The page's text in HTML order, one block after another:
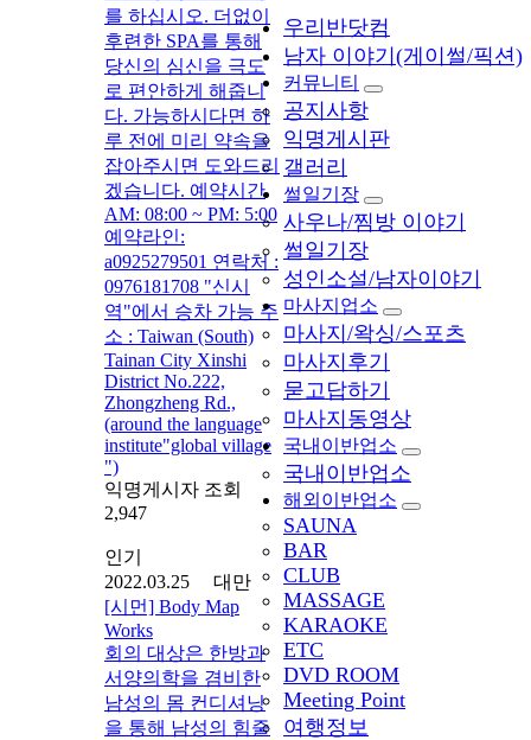
를 하십시오. 더없이
후련한 SPA를 통해
당신의 심신을 극도
로 편안하게 해줍니
다. 가능하시다면 하
루 전에 미리 약속을
잡아주시면 도와드리
겠습니다. 예약시간
AM: 08:00 ~ PM: 5:00
예약라인:
a0925279501 연락처 :
0976181708 "신시
역"에서 승차 가능 주
소 : Taiwan (South)
Tainan City Xinshi
District No.222,
Zhongzheng Rd.,
(around the language
institute"global village
")
익명게시자 조회
2,947
인기
2022.03.25 대만
[시먼] Body Map
Works
회의 대상은 한방과
서양의학을 겸비한
남성의 몸 컨디셔닝
을 통해 남성의 힘줄
우리반닷컴
남자 이야기(게이썰/픽션)
커뮤니티
공지사항
익명게시판
갤러리
썰일기장
사우나/찜방 이야기
썰일기장
성인소설/남자이야기
마사지업소
마사지/왁싱/스포츠
마사지후기
묻고답하기
마사지동영상
국내이반업소
국내이반업소
해외이반업소
SAUNA
BAR
CLUB
MASSAGE
KARAOKE
ETC
DVD ROOM
Meeting Point
여행정보